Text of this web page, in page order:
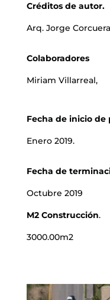
Créditos de autor.
Arq. Jorge
Colaboradores
Miriam Villarreal,
Fecha de inicio de
Enero 2019.
Fecha de
Octubre 2019
M2 Construcción.
3000.00m2